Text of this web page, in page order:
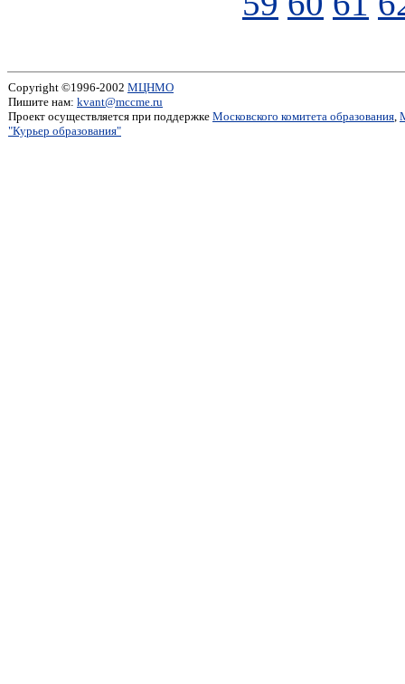
Copyright ©1996-2002 МЦНМО
Пишите нам: kvant@mccme.ru
Проект осуществляется при поддержке Московского комитета образования,
"Курьер образования"